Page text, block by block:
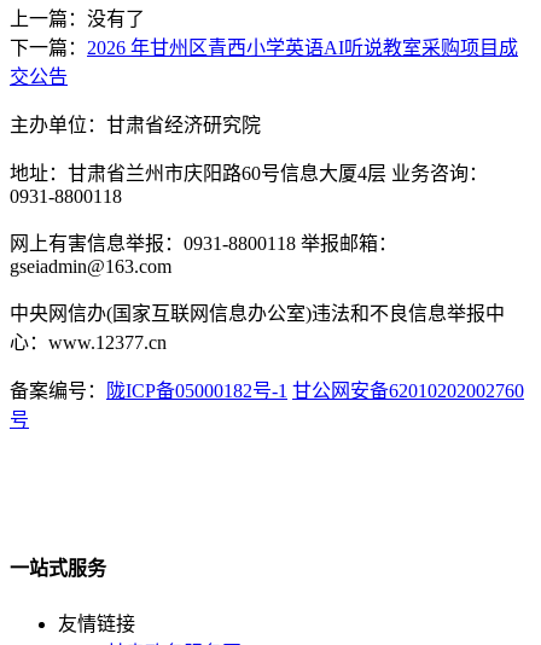
上一篇：没有了
下一篇： 2026 年甘州区青西小学英语AI听说教室采购项目成
交公告
主办单位：甘肃省经济研究院
地址：甘肃省兰州市庆阳路60号信息大厦4层 业务咨询：
0931-8800118
网上有害信息举报：0931-8800118 举报邮箱：
gseiadmin@163.com
中央网信办(国家互联网信息办公室)违法和不良信息举报中
心：www.12377.cn
备案编号： 陇ICP备05000182号-1 甘公网安备62010202002760
号
一站式服务
友情链接